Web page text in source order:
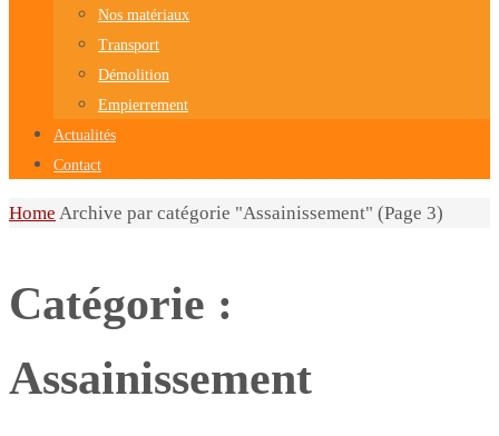
Nos matériaux
Transport
Démolition
Empierrement
Actualités
Contact
Home Archive par catégorie "Assainissement" (Page 3)
Catégorie :
Assainissement